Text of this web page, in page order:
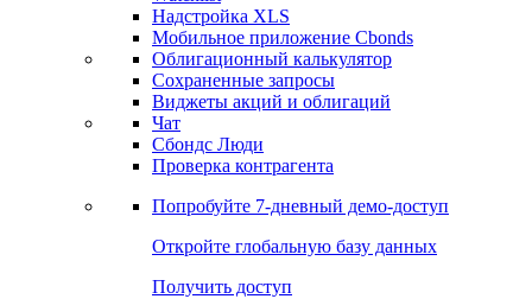
Получить доступ
Инструментарий
Портфель
Watchlist
Надстройка XLS
Мобильное приложение Cbonds
Облигационный калькулятор
Сохраненные запросы
Чат
Проверка контрагента
Попробуйте7-дневный